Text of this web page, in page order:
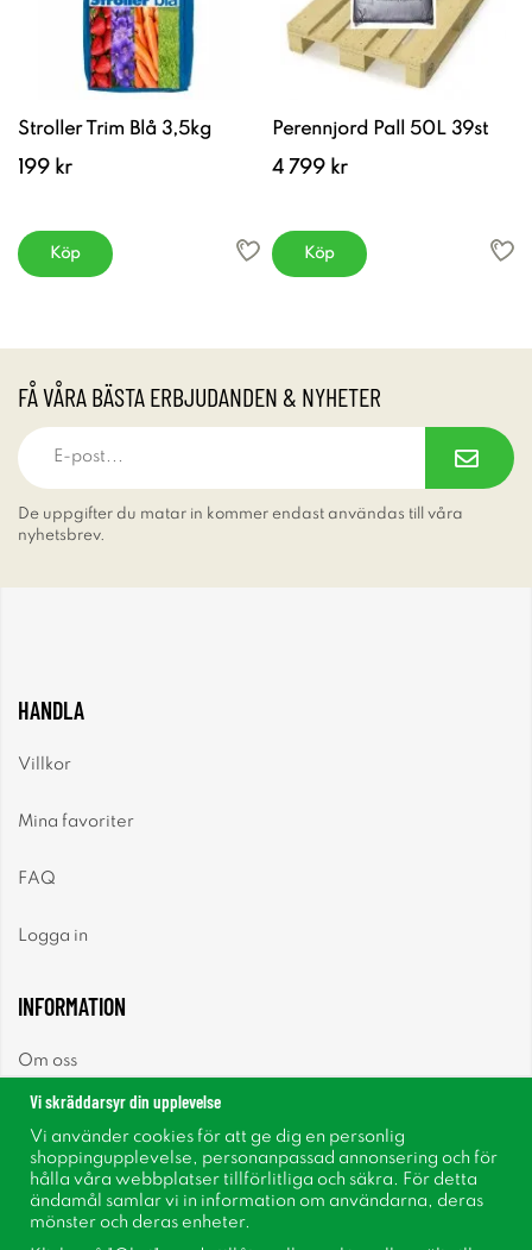
Stroller Trim Blå 3,5kg
199 kr
Köp
Perennjord Pall 50L 39st
4 799 kr
Köp
FÅ VÅRA BÄSTA ERBJUDANDEN & NYHETER
De uppgifter du matar in kommer endast användas till våra
nyhetsbrev.
HANDLA
Villkor
Mina favoriter
FAQ
Logga in
INFORMATION
Om oss
Nyhetsbrev
Om cookies
Vi skräddarsyr din upplevelse
Vi använder cookies för att ge dig en personlig
shoppingupplevelse, personanpassad annonsering och för
hålla våra webbplatser tillförlitliga och säkra. För detta
ändamål samlar vi in information om användarna, deras
mönster och deras enheter.